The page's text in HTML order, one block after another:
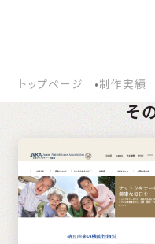
トップページ 制作実績
そ